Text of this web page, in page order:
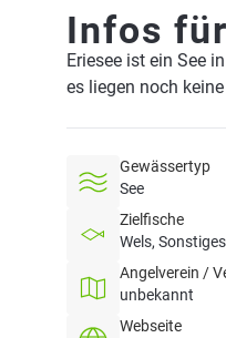
Infos
Eriesee ist ein See in
es liegen noch
Gewässertyp
See
Zielfische
Wels, Sonstiges
Angelverein /
unbekannt
Webseite